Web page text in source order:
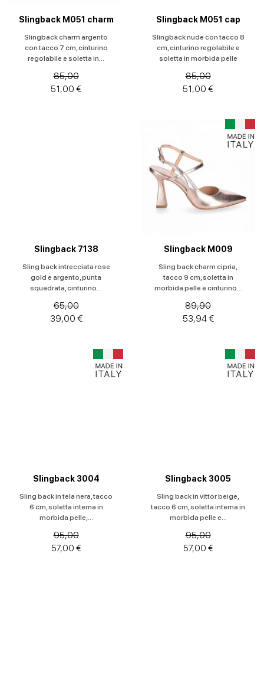
Slingback M051 charm
Slingback charm argento
con tacco 7 cm, cinturino
regolabile e soletta in...
85,00
51,00 €
Slingback M051 cap
Slingback nude con tacco 8
cm, cinturino regolabile e
soletta in morbida pelle
85,00
51,00 €
Slingback 7138
Sling back intrecciata rose
gold e argento, punta
squadrata, cinturino...
65,00
39,00 €
Slingback M009
Sling back charm cipria,
tacco 9 cm, soletta in
morbida pelle e cinturino...
89,90
53,94 €
Slingback 3004
Sling back in tela nera, tacco
6 cm, soletta interna in
morbida pelle,...
95,00
57,00 €
Slingback 3005
Sling back in vittor beige,
tacco 6 cm, soletta interna in
morbida pelle e...
95,00
57,00 €